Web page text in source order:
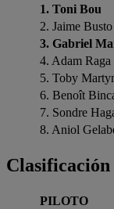
1. Toni Bou
2. Jaime Busto
3. Gabriel
4. Adam Raga
5. Toby
6. Benoît
7. Sondre
8. Aniol
PILOTO